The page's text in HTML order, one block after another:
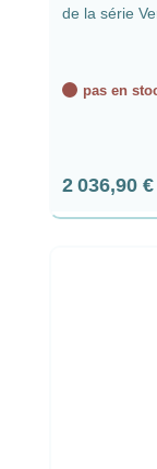
de la série
pas en
Prix
2 036,90 €